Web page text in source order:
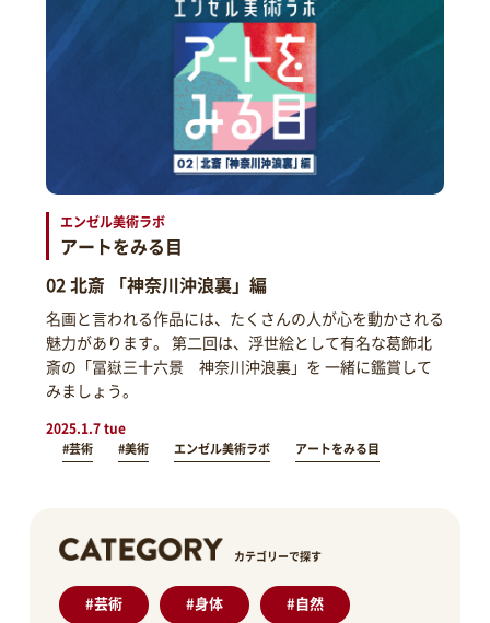
エンゼル美術ラボ
アートをみる目
02 北斎 「神奈川沖浪裏」編
名画と言われる作品には、たくさんの人が心を動かされる
魅力があります。 第二回は、浮世絵として有名な葛飾北
斎の「冨嶽三十六景 神奈川沖浪裏」を 一緒に鑑賞して
みましょう。
2025.1.7 tue
#芸術 #美術 エンゼル美術ラボ アートをみる目
カテゴリーで探す
#芸術 #身体 #自然